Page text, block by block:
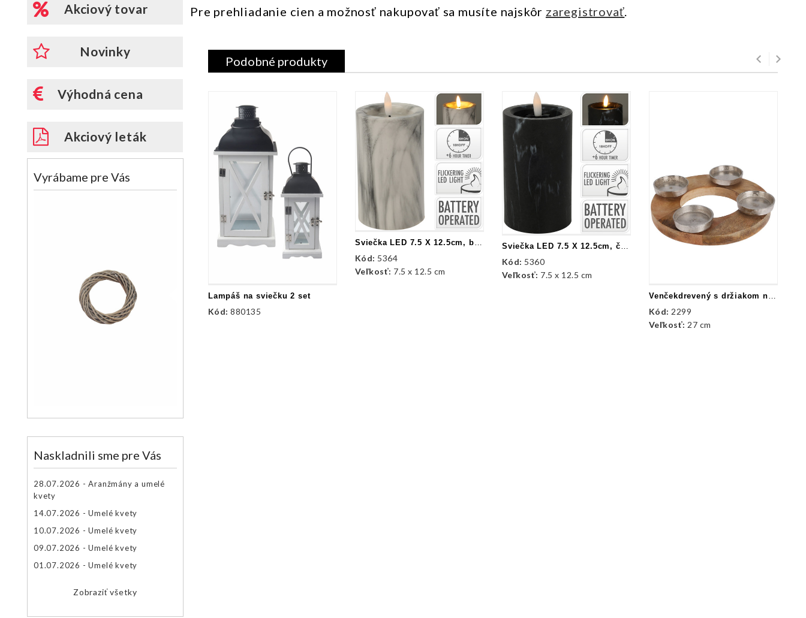
Akciový tovar
Novinky
Výhodná cena
Akciový leták
Vyrábame pre Vás
Naskladnili sme pre Vás
28.07.2026 - Aranžmány a umelé
kvety
14.07.2026 - Umelé kvety
10.07.2026 - Umelé kvety
09.07.2026 - Umelé kvety
01.07.2026 - Umelé kvety
Zobraziť všetky
Pre prehliadanie cien a možnosť nakupovať sa musíte najskôr zaregistrovať.
Podobné produkty
Lampáš na sviečku 2 set
Kód:880135
Sviečka LED 7.5 X 12.5cm, biely mramor
Kód: 5364
Veľkosť: 7.5 x 12.5 cm
Sviečka LED 7.5 X 12.5cm, čierny mramor
Kód: 5360
Veľkosť: 7.5 x 12.5 cm
Venčekdrevený s držiakom na sviečky
Kód:2299
Veľkosť: 27 cm